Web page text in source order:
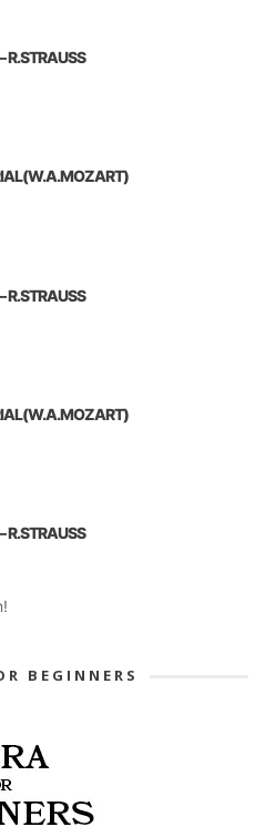
R.STRAUSS
R.STRAUSS
R.STRAUSS
BEGINNERS